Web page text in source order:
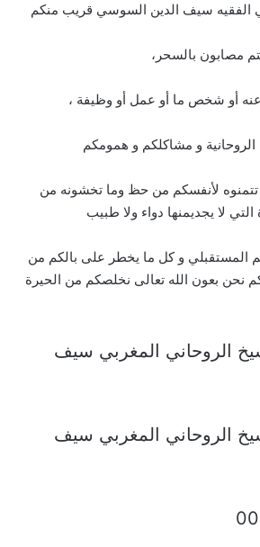
الفقيه سيف الدين السوسي قريب منكم
مصابون بالسحر،
أو شخص ما أو عمل أو وظيفة ،
الروحانية و مشاكلكم و همومكم
تتمنوه لأنفسكم من حظ وما تخشونه من
لا يجديمنها دواء ولا طبيب
المستقبلي و كل ما يخطر على بالكم من
نحن بعون الله تعالى نخلصكم من الحيرة
الروحاني المغربي سيف
الروحاني المغربي سيف